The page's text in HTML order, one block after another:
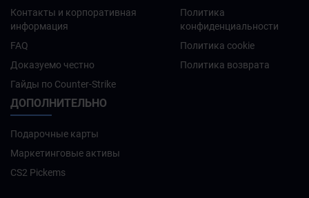
Контакты и корпоративная
информация
FAQ
Доказуемо честно
Гайды по Counter-Strike
Политика
конфиденциальности
Политика cookie
Политика возврата
ДОПОЛНИТЕЛЬНО
Подарочные карты
Маркетинговые активы
CS2 Pickems